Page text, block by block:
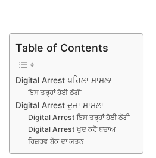
Table of Contents
Digital Arrest ਪਹਿਲਾ ਮਾਮਲਾ
ਇਸ ਤਰ੍ਹਾਂ ਹੋਈ ਠੱਗੀ
Digital Arrest ਦੂਜਾ ਮਾਮਲਾ
Digital Arrest ਇਸ ਤਰ੍ਹਾਂ ਹੋਈ ਠੱਗੀ
Digital Arrest ਖੁਦ ਕਰੋ ਬਚਾਅ
ਰਿਜ਼ਰਵ ਬੈਂਕ ਦਾ ਯਤਨ